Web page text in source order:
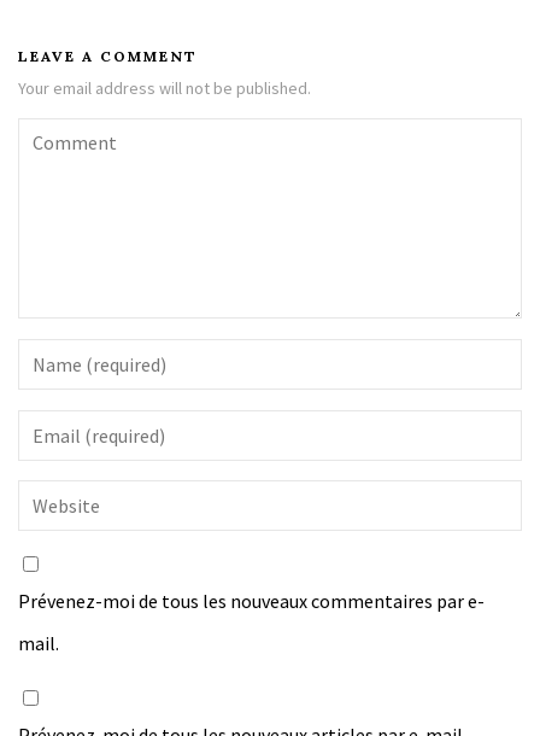
LEAVE A COMMENT
Your email address will not be published.
Prévenez-moi de tous les nouveaux commentaires par e-
mail.